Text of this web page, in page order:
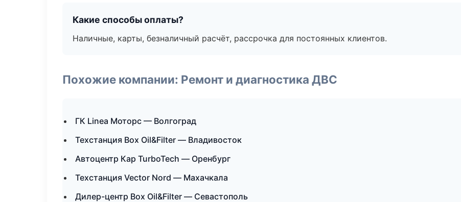
Какие способы оплаты?
Наличные, карты, безналичный расчёт, рассрочка для постоянных клиентов.
Похожие компании: Ремонт и диагностика ДВС
ГК Linea Моторс — Волгоград
Техстанция Box Oil&Filter — Владивосток
Автоцентр Кар TurboTech — Оренбург
Техстанция Vector Nord — Махачкала
Дилер-центр Box Oil&Filter — Севастополь